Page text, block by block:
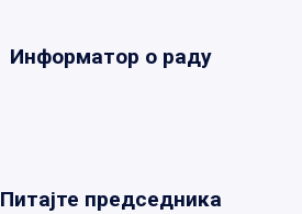
Информатор о раду
Питајте председника